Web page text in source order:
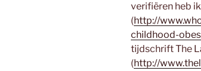
verifiëren heb
(http://
childhood-
tijdschrift The
(http://